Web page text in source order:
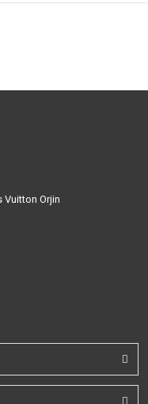
Vuitton Orjin